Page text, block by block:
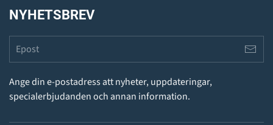
NYHETSBREV
Ange din e-postadress att nyheter, uppdateringar,
specialerbjudanden och annan information.